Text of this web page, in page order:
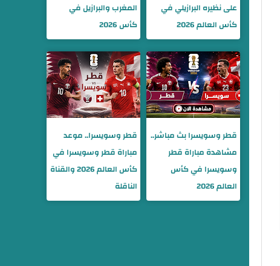
على نظيره البرازيلي في
كأس العالم 2026
المغرب والبرازيل في
كأس 2026
قطر وسويسرا بث مباشر..
مشاهدة مباراة قطر
وسويسرا في كأس
العالم 2026
قطر وسويسرا.. موعد
مباراة قطر وسويسرا في
كأس العالم 2026 والقناة
الناقلة